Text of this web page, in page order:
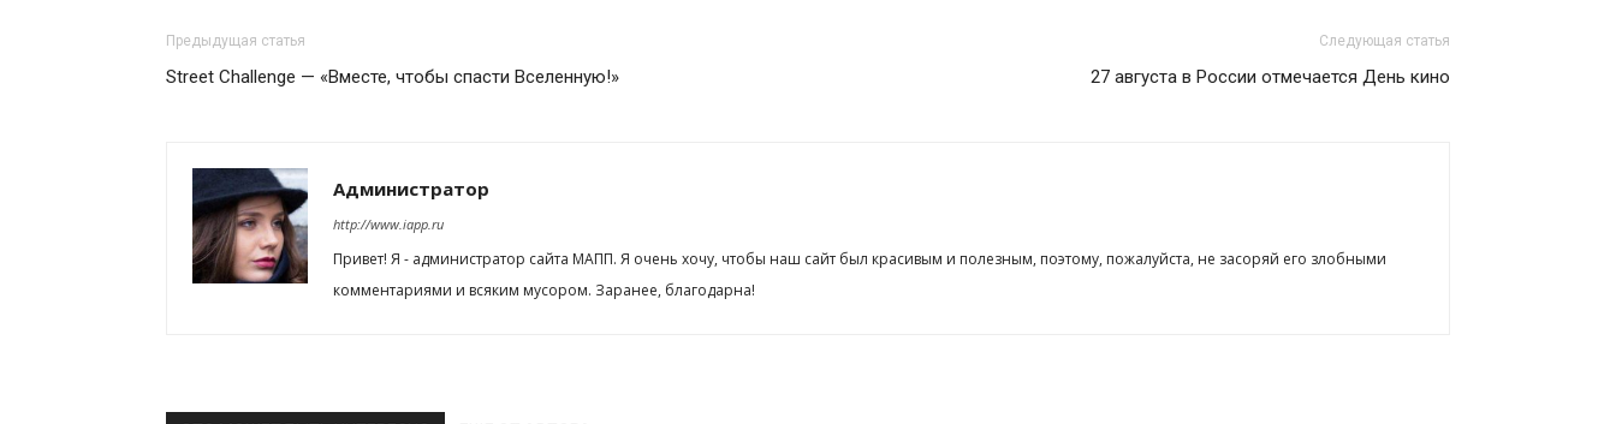
Предыдущая статья
Street Challenge — «Вместе, чтобы спасти Вселенную!»
Следующая статья
27 августа в России отмечается День кино
Администратор
http://www.iapp.ru
Привет! Я - администратор сайта МАПП. Я очень хочу, чтобы наш сайт был красивым и полезным, поэтому, пожалуйста, не засоряй его злобными
комментариями и всяким мусором. Заранее, благодарна!